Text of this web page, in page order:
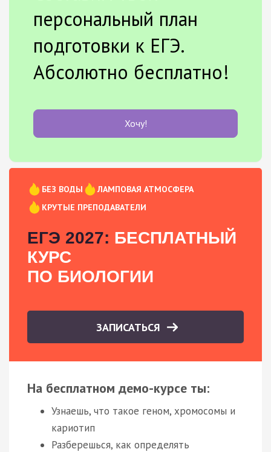
персональный план
подготовки к ЕГЭ.
Абсолютно бесплатно!
Хочу!
БЕЗ ВОДЫ
ЛАМПОВАЯ АТМОСФЕРА
КРУТЫЕ ПРЕПОДАВАТЕЛИ
ЕГЭ 2027: БЕСПЛАТНЫЙ
КУРС
ПО БИОЛОГИИ
ЗАПИСАТЬСЯ
На бесплатном демо-курсе ты:
Узнаешь, что такое геном, хромосомы и
кариотип
Разберешься, как определять